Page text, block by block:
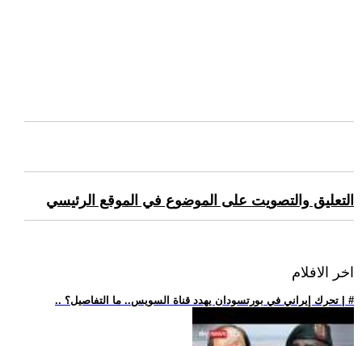
التعليق والتصويت على الموضوع في الموقع الرئيسي
اخر الافلام
.. تحرك إيراني في بورتسودان يهدد قناة السويس.. ما التفاصيل؟ | #